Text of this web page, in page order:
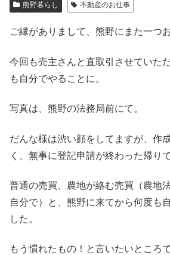
熊野暮らし 不動産のお仕事
ご縁がありまして、熊野にまた一つ
今回も売主さんと直取引させていた
も自分でやることに。
写真は、熊野の法務局前にて。
だんな様は渋い顔をしてますが、作
く、無事に登記申請が終わった帰りで
普通の売買、農地が絡む売買（農地
自分で）と、熊野に来てから何度も
した。
もう慣れたもの！と言いたいところ